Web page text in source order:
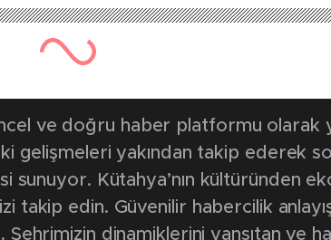
ve doğru haber platformu
gelişmeleri yakından takip ederek
sunuyor. Kütahya’nın kültüründen
edin. Güvenilir habercilik
dinamiklerini yansıtan ve